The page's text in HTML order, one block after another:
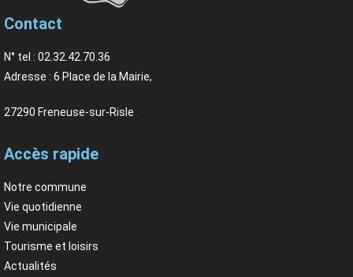
Contact
N° tel : 02.32.42.70.36
Adresse : 6 Place de la Mairie,
27290 Freneuse-sur-Risle
Accès rapide
Notre commune
Vie quotidienne
Vie municipale
Tourisme et loisirs
Actualités